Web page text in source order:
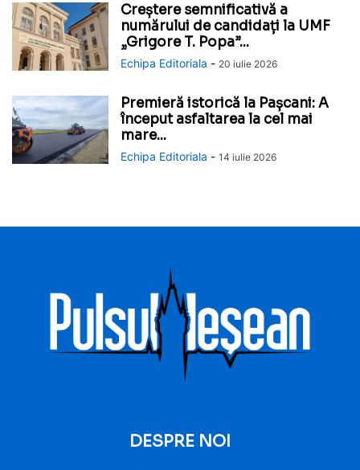
Creștere semnificativă a
numărului de candidați la UMF
„Grigore T. Popa”...
Echipa Editoriala - 20 iulie 2026
Premieră istorică la Pașcani: A
început asfaltarea la cel mai
mare...
Echipa Editoriala - 14 iulie 2026
DESPRE NOI